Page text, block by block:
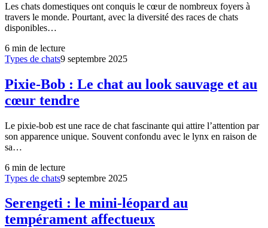
Les chats domestiques ont conquis le cœur de nombreux foyers à
travers le monde. Pourtant, avec la diversité des races de chats
disponibles…
6 min de lecture
Types de chats9 septembre 2025
Pixie-Bob : Le chat au look sauvage et au
cœur tendre
Le pixie-bob est une race de chat fascinante qui attire l’attention par
son apparence unique. Souvent confondu avec le lynx en raison de
sa…
6 min de lecture
Types de chats9 septembre 2025
Serengeti : le mini-léopard au
tempérament affectueux